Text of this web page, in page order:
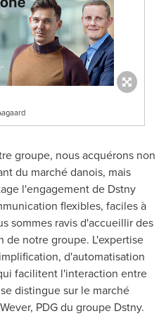
groupe, nous acquérons non
du marché danois, mais
l'engagement de Dstny
flexibles, faciles à
sommes ravis d'accueillir des
de notre groupe. L'expertise
d'automatisation
facilitent l'interaction entre
distingue sur le marché
, PDG du groupe Dstny.